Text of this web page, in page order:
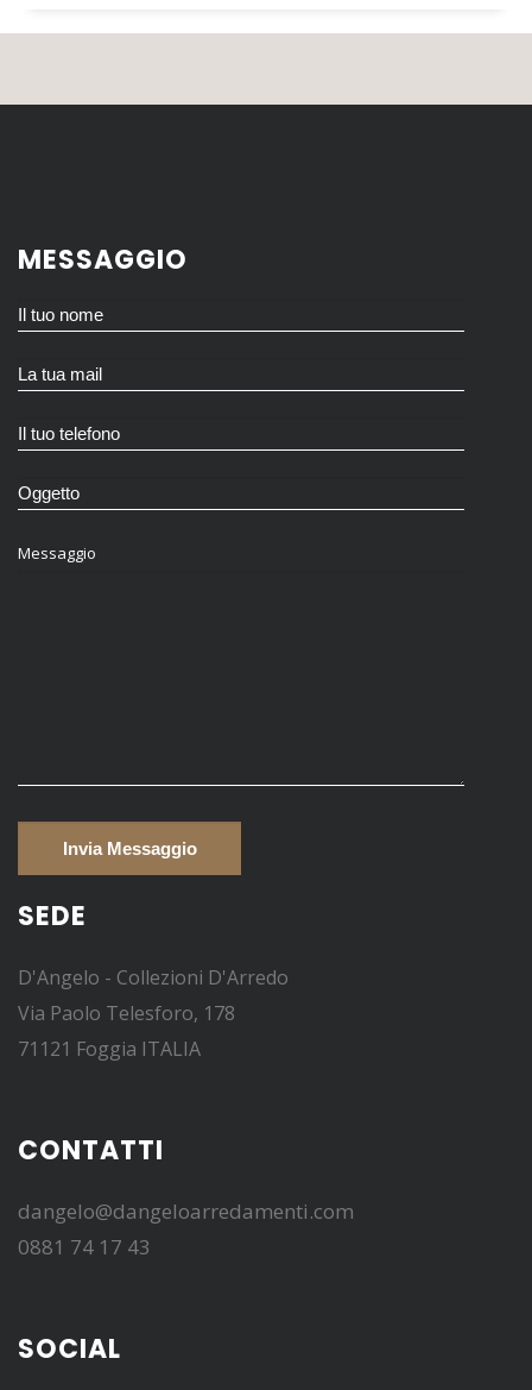
MESSAGGIO
Messaggio
SEDE
D'Angelo - Collezioni D'Arredo
Via Paolo Telesforo, 178
71121 Foggia ITALIA
CONTATTI
dangelo@dangeloarredamenti.com
0881 74 17 43
SOCIAL